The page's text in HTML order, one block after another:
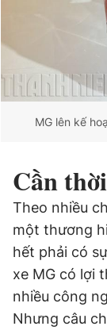
MG lên kế
Cần
Theo nhiều
một thương
hết phải có
xe MG có lợi
nhiều công
Nhưng câu